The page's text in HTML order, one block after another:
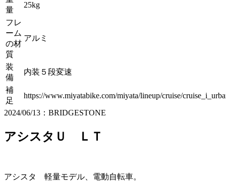
量
25kg
フレ
ーム
の材
質
アルミ
装
備
内装５段変速
補
足
https://www.miyatabike.com/miyata/lineup/cruise/
2024/06/13：BRIDGESTONE
アシスタＵ ＬＴ
アシスタ 軽量モデル、電動自転車。